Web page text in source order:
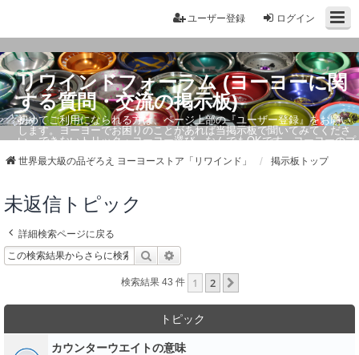
ログイン
ユーザー登録
リワインドフォーラム (ヨーヨーに関
する質問・交流の掲示板)
初めてご利用になられる方は、ページ上部の『ユーザー登録』をお願い
します。ヨーヨーでお困りのことがあれば当掲示板で聞いてみてくださ
い。できないトリック・ヨーヨー選び、なんでもOKです。ヨーヨーのプ
世界最大級の品ぞろえ ヨーヨーストア「リワインド」 掲示板トップ
未返信トピック
詳細検索ページに戻る
検索
検索結果 43 件 1 2
トピック
カウンターウエイトの意味